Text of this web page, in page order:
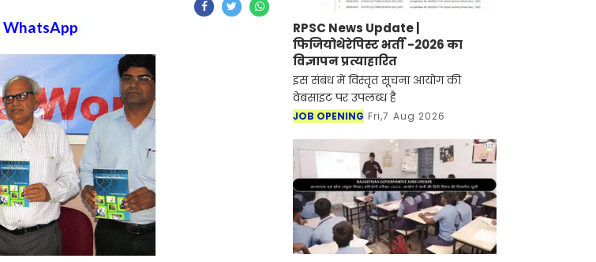
WhatsApp
RPSC News Update |
फिजियोथेरेपिस्ट भर्ती -2026 का
विज्ञापन प्रत्याहारित
इस संबंध में विस्तृत सूचना आयोग की
वेबसाइट पर उपलब्ध है
JOB OPENING Fri,7 Aug 2026